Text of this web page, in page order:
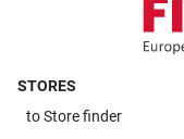
STORES
toStore finder